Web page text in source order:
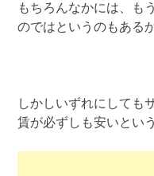
もちろんなかには、も
のではというのもある
しかしいずれにしても
賃が必ずしも安いとい